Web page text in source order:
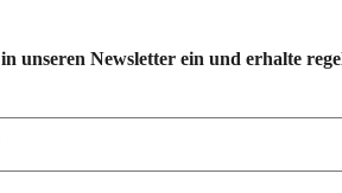
unseren Newsletter ein und erhalte